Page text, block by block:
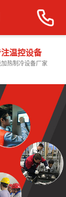
温控设备
热制冷设备厂家